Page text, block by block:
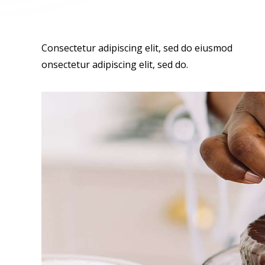
Consectetur adipiscing elit, sed do eiusmod
onsectetur adipiscing elit, sed do.